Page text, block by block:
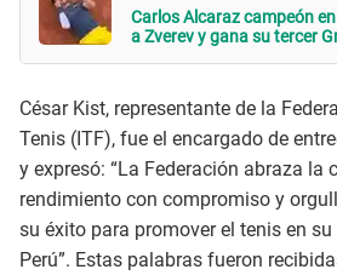
Carlos Alcaraz campeón
a Zverev y gana su tercer
César Kist, representante de la
Tenis (ITF), fue el encargado de
y expresó: “La Federación abraza la
rendimiento con compromiso y
su éxito para promover el tenis en
Perú”. Estas palabras fueron